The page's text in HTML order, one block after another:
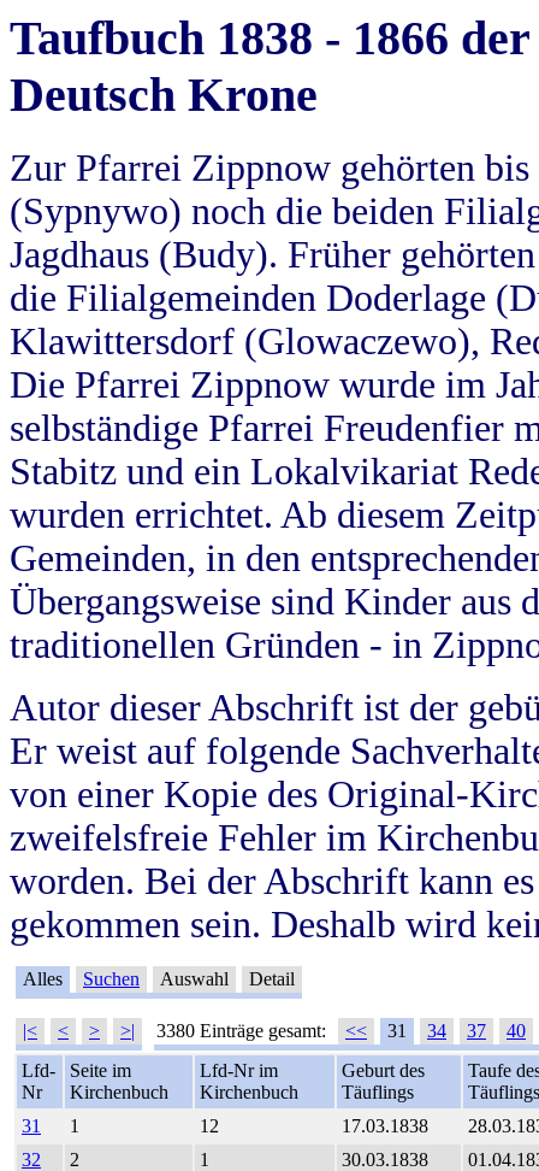
Taufbuch 1838 - 1866
Deutsch Krone
Zur Pfarrei Zippnow gehörten
(Sypnywo) noch die beiden
Jagdhaus (Budy). Früher
die Filialgemeinden Doderlage
Klawittersdorf (Glowaczewo),
Die Pfarrei Zippnow wurde im
selbständige Pfarrei Freudenfier
Stabitz und ein Lokalvikariat
wurden errichtet. Ab diesem
Gemeinden, in den
Übergangsweise sind Kinder aus
traditionellen Gründen - in
Autor dieser Abschrift ist der
Er weist auf folgende
von einer Kopie des Original-
zweifelsfreie Fehler im
worden. Bei der Abschrift kann
gekommen sein. Deshalb wird
Alles Suchen Auswahl Detail
|< < > >| 3380 Einträge gesamt: << 31 34 37
40
Lfd-
Nr
Seite im
Kirchenbuch
Lfd-Nr im
Kirchenbuch
Geburt des
Täuflings
Taufe
Täuflings
31
1 12 17.03.1838
32
2 1 30.03.1838